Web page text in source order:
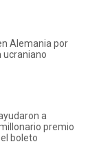
Alemania por
ucraniano
a
premio
boleto